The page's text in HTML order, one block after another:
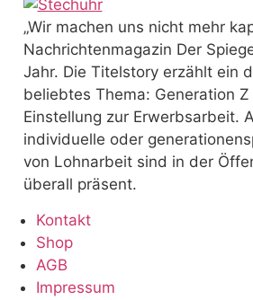
„Wir machen uns nicht mehr
Nachrichtenmagazin Der
Jahr. Die Titelstory erzählt ein
beliebtes Thema: Generation
Einstellung zur Erwerbsarbeit.
individuelle oder
von Lohnarbeit sind in der
überall präsent.
Kontakt
Shop
AGB
Impressum